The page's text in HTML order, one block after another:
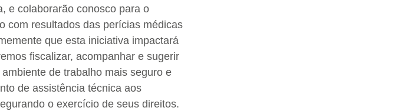
e colaborarão conosco para o
com resultados das perícias médicas
que esta iniciativa impactará
fiscalizar, acompanhar e sugerir
de trabalho mais seguro e
de assistência técnica aos
o exercício de seus direitos.